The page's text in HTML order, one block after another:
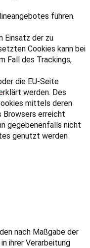
führen.
Einsatz der zu
Cookies kann bei
Fall des Trackings,
die EU-Seite
werden. Des
mittels deren
Browsers erreicht
gegebenenfalls nicht
genutzt werden
nach Maßgabe der
ihrer Verarbeitung